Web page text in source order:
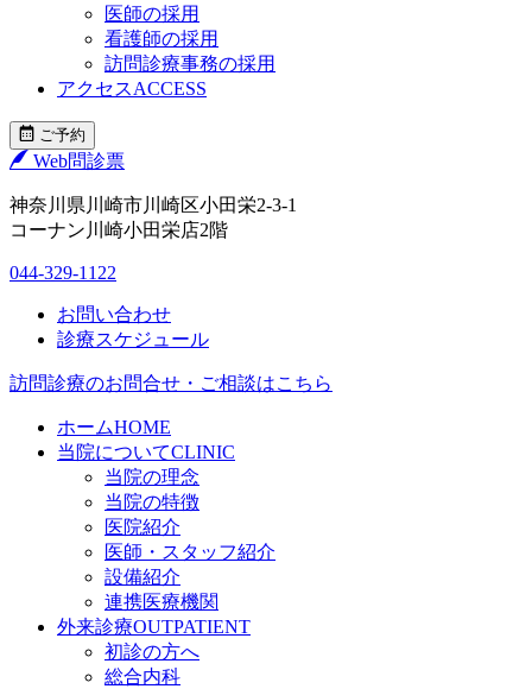
医師の採用
看護師の採用
訪問診療事務の採用
アクセスACCESS
ご予約
Web問診票
神奈川県川崎市川崎区小田栄2-3-1
コーナン川崎小田栄店2階
044-329-1122
お問い合わせ
診療スケジュール
訪問診療のお問合せ・ご相談はこちら
ホームHOME
当院についてCLINIC
当院の理念
当院の特徴
医院紹介
医師・スタッフ紹介
設備紹介
連携医療機関
外来診療OUTPATIENT
初診の方へ
総合内科